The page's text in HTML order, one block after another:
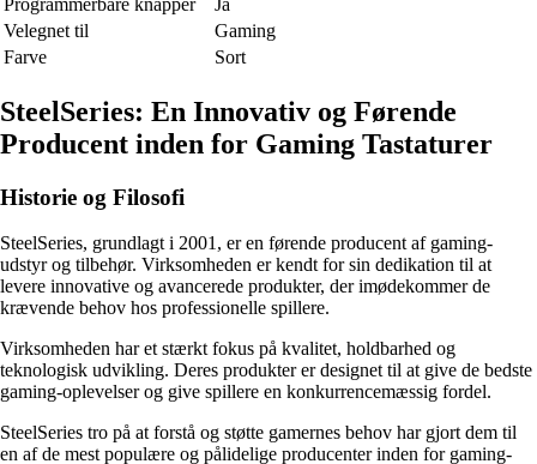
Velegnet til
Gaming
Farve
Sort
SteelSeries: En Innovativ og Førende
Producent inden for Gaming Tastaturer
Historie og Filosofi
SteelSeries, grundlagt i 2001, er en førende producent af gaming-
udstyr og tilbehør. Virksomheden er kendt for sin dedikation til at
levere innovative og avancerede produkter, der imødekommer de
krævende behov hos professionelle spillere.
Virksomheden har et stærkt fokus på kvalitet, holdbarhed og
teknologisk udvikling. Deres produkter er designet til at give de bedste
gaming-oplevelser og give spillere en konkurrencemæssig fordel.
SteelSeries tro på at forstå og støtte gamernes behov har gjort dem til
en af de mest populære og pålidelige producenter inden for gaming-